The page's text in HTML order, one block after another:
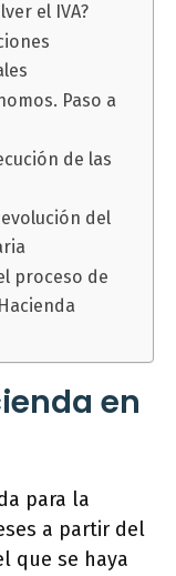
el IVA?
Paso a
de las
del
proceso de
en
para la
a partir del
que se haya